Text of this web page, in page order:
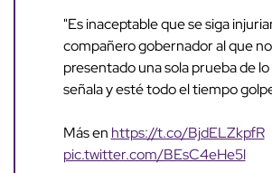
"Es inaceptable que se siga
compañero gobernador al que
presentado una sola prueba de lo
señala y esté todo el tiempo
Más en https://t.co/BjdELZkpfR
pic.twitter.com/BEsC4eHe5l